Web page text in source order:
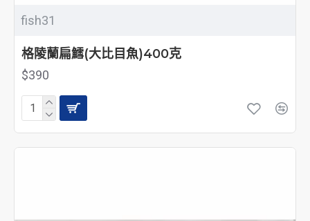
fish31
格陵蘭扁鱈(大比目魚)400克
$390